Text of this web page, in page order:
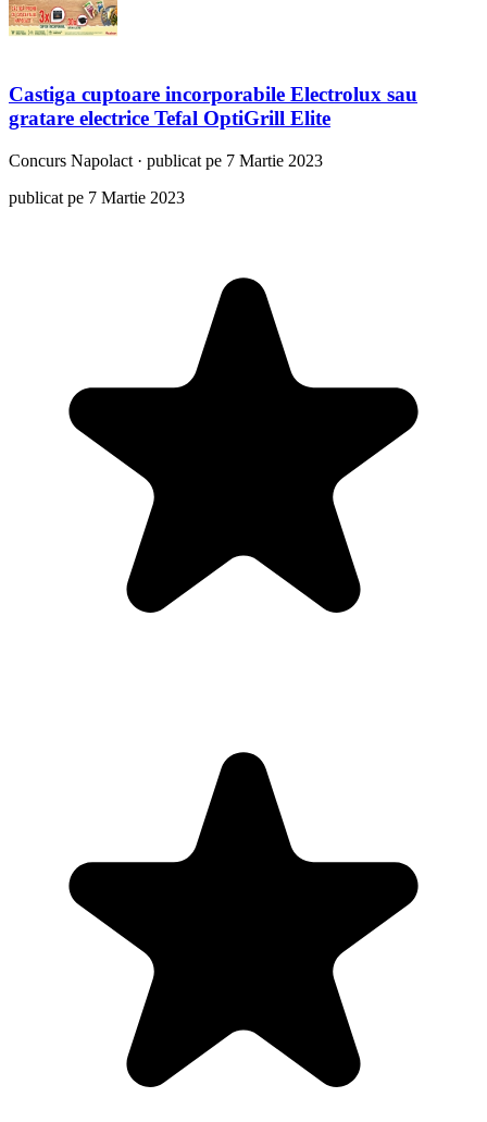
Castiga cuptoare incorporabile Electrolux sau
gratare electrice Tefal OptiGrill Elite
Concurs Napolact · publicat pe 7 Martie 2023
publicat pe 7 Martie 2023